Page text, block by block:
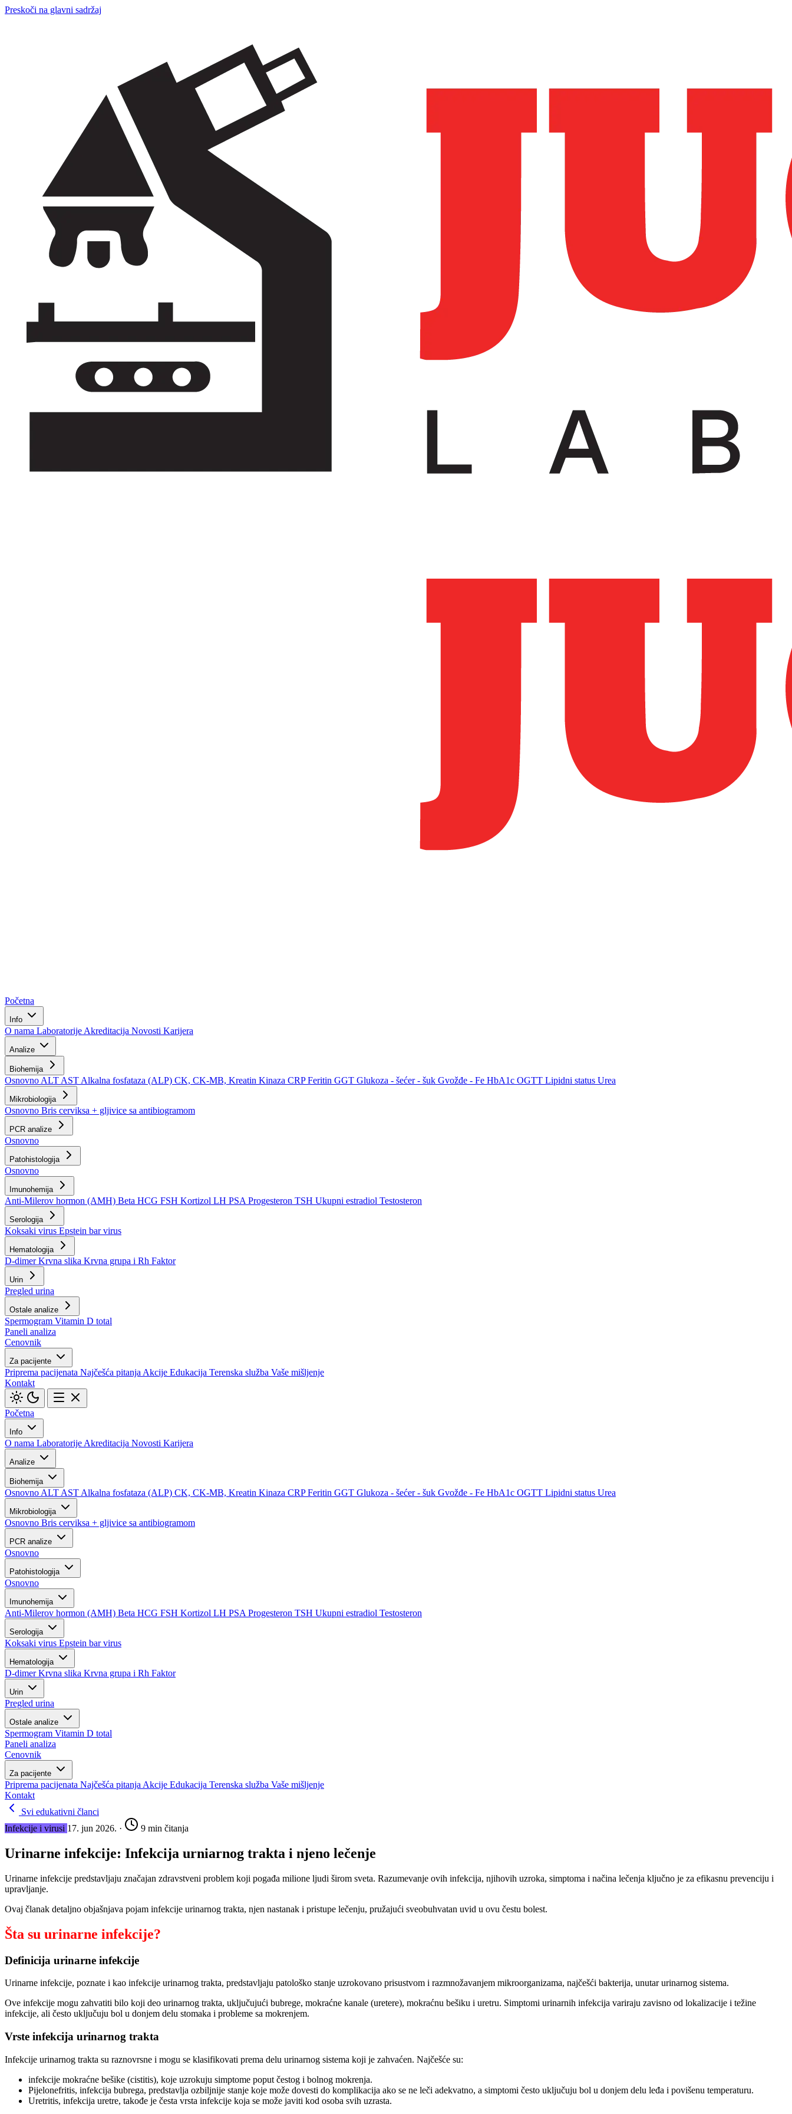
Preskoči na glavni sadržaj
Početna
Info
O nama Laboratorije Akreditacija Novosti Karijera
Analize
Biohemija
Osnovno ALT AST Alkalna fosfataza (ALP) CK, CK-MB, Kreatin Kinaza CRPFeritin GGT Glukoza - šećer - šuk Gvožđe - Fe HbA1c OGTT Lipidni status Urea
Mikrobiologija
Osnovno Bris cerviksa + gljivice sa antibiogramom
PCR analize
Osnovno
Patohistologija
Osnovno
Imunohemija
Anti-Milerov hormon (AMH) Beta HCG FSH Kortizol LH PSA Progesteron TSH Ukupni estradiol Testosteron
Serologija
Koksaki virus Epstein bar virus
Hematologija
D-dimerKrvna slika Krvna grupa i Rh Faktor
Urin
Pregled urina
Ostale analize
Spermogram Vitamin D total
Paneli analiza
Cenovnik
Za pacijente
Priprema pacijenata Najčešća pitanja Akcije Edukacija Terenska služba Vaše mišljenje
Kontakt
Početna
Info
O nama Laboratorije Akreditacija Novosti Karijera
Analize
Biohemija
Osnovno ALT AST Alkalna fosfataza (ALP) CK, CK-MB, Kreatin Kinaza CRPFeritin GGT Glukoza - šećer - šuk Gvožđe - Fe HbA1c OGTT Lipidni status Urea
Mikrobiologija
Osnovno Bris cerviksa + gljivice sa antibiogramom
PCR analize
Osnovno
Patohistologija
Osnovno
Imunohemija
Anti-Milerov hormon (AMH) Beta HCG FSH Kortizol LH PSA Progesteron TSH Ukupni estradiol Testosteron
Serologija
Koksaki virus Epstein bar virus
Hematologija
D-dimerKrvna slika Krvna grupa i Rh Faktor
Urin
Pregled urina
Ostale analize
Spermogram Vitamin D total
Paneli analiza
Cenovnik
Za pacijente
Priprema pacijenata Najčešća pitanja Akcije Edukacija Terenska služba Vaše mišljenje
Kontakt
Svi edukativni članci
Infekcije i virusi 17. jun 2026. · 9 min čitanja
Urinarne infekcije: Infekcija urniarnog trakta i njeno lečenje
Urinarne infekcije predstavljaju značajan zdravstveni problem koji pogađa milione ljudi širom sveta. Razumevanje ovih infekcija, njihovih uzroka, simptoma i načina lečenja ključno je za efikasnu prevenciju i
upravljanje.
Ovaj članak detaljno objašnjava pojam infekcije urinarnog trakta, njen nastanak i pristupe lečenju, pružajući sveobuhvatan uvid u ovu čestu bolest.
Šta su urinarne infekcije?
Definicija urinarne infekcije
Urinarne infekcije, poznate i kao infekcije urinarnog trakta, predstavljaju patološko stanje uzrokovano prisustvom i razmnožavanjem mikroorganizama, najčešći bakterija, unutar urinarnog sistema.
Ove infekcije mogu zahvatiti bilo koji deo urinarnog trakta, uključujući bubrege, mokraćne kanale (uretere), mokraćnu bešiku i uretru. Simptomi urinarnih infekcija variraju zavisno od lokalizacije i težine
infekcije, ali često uključuju bol u donjem delu stomaka i probleme sa mokrenjem.
Vrste infekcija urinarnog trakta
Infekcije urinarnog trakta su raznovrsne i mogu se klasifikovati prema delu urinarnog sistema koji je zahvaćen. Najčešće su:
infekcije mokraćne bešike (cistitis), koje uzrokuju simptome poput čestog i bolnog mokrenja.
Pijelonefritis, infekcija bubrega, predstavlja ozbiljnije stanje koje može dovesti do komplikacija ako se ne leči adekvatno, a simptomi često uključuju bol u donjem delu leđa i povišenu temperaturu.
Uretritis, infekcija uretre, takođe je česta vrsta infekcije koja se može javiti kod osoba svih uzrasta.